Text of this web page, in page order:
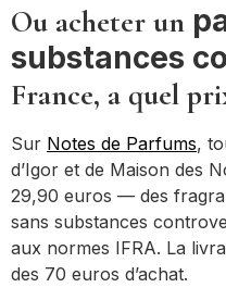
Ou acheter un
substances
France, a quel
Sur Notes de Parfums,
d’Igor et de Maison des
29,90 euros — des
sans substances
aux normes IFRA. La
des 70 euros d’achat.